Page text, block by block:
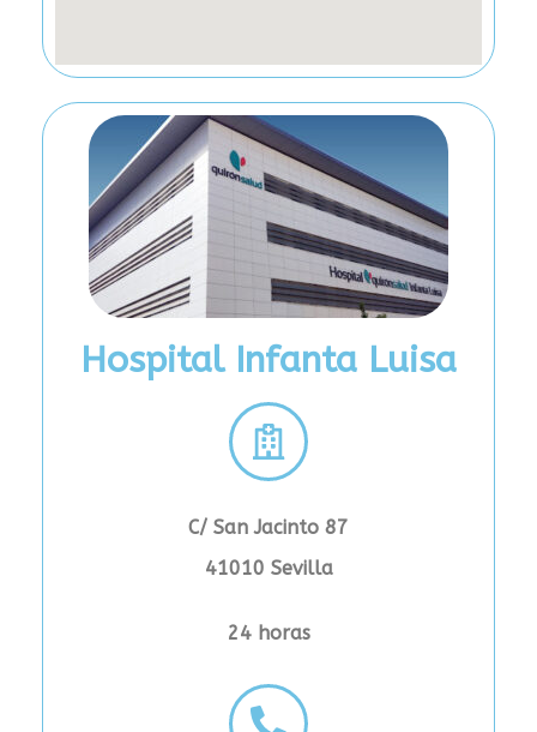
Hospital Infanta Luisa
C/ San Jacinto 87
41010 Sevilla
24 horas